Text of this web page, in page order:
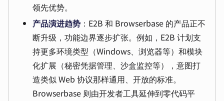
领先优势。
产品演进趋势 ：E2B 和 Browserbase 的产品正不
断升级，功能边界逐步扩张。例如，E2B 计划支
持更多环境类型（Windows、浏览器等）和模块
化扩展（秘密凭据管理、沙盒监控等），意图打
造类似 Web 协议那样通用、开放的标准。
Browserbase 则由开发者工具延伸到零代码平